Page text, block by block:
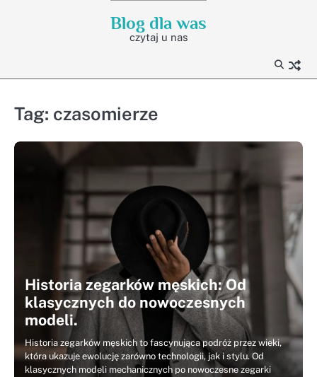
Blog dla was
czytaj u nas
Tag: czasomierze
Historia zegarków męskich: Od
klasycznych do nowoczesnych
modeli.
Historia zegarków męskich to fascynująca podróż przez wieki,
która ukazuje ewolucję zarówno technologii, jak i stylu. Od
klasycznych modeli mechanicznych po nowoczesne zegarki